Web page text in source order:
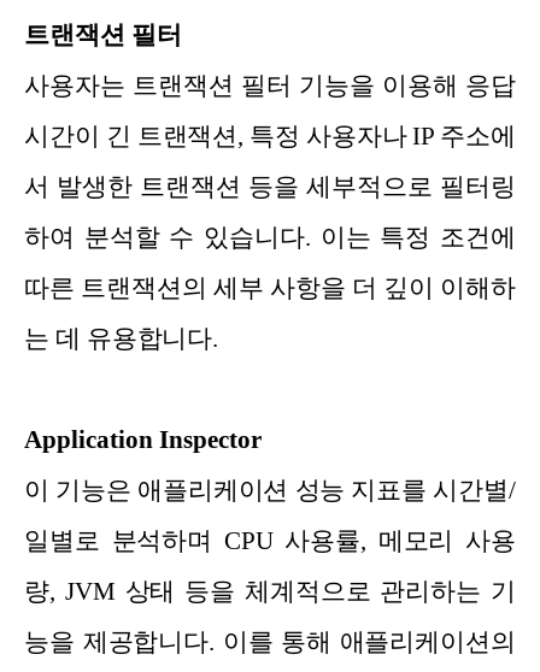
트랜잭션 필터
사용자는 트랜잭션 필터 기능을 이용해 응답
시간이 긴 트랜잭션, 특정 사용자나 IP 주소에
서 발생한 트랜잭션 등을 세부적으로 필터링
하여 분석할 수 있습니다. 이는 특정 조건에
따른 트랜잭션의 세부 사항을 더 깊이 이해하
는 데 유용합니다.
Application Inspector
이 기능은 애플리케이션 성능 지표를 시간별/
일별로 분석하며 CPU 사용률, 메모리 사용
량, JVM 상태 등을 체계적으로 관리하는 기
능을 제공합니다. 이를 통해 애플리케이션의